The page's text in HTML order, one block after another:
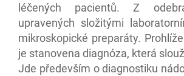
léčených pacientů. Z
upravených složitými
mikroskopické preparáty.
je stanovena diagnóza, která
Jde především o diagnostiku